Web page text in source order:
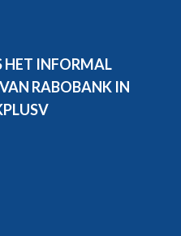
HET INFORMAL
RABOBANK IN